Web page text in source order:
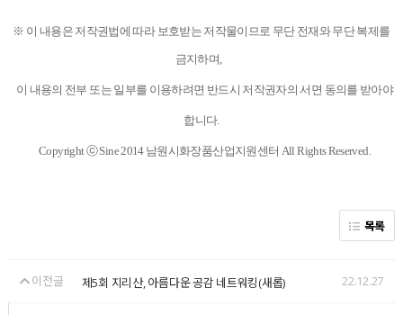
※ 이 내용은 저작권법에 따라 보호받는 저작물이므로 무단 전재와 무단 복제를
금지하며,
이 내용의 전부 또는 일부를 이용하려면 반드시 저작권자의 서면 동의를 받아야
합니다.
Copyrightⓒ Sine 2014 남원시화장품산업지원센터 All Rights Reserved.
목록
이전글 제5회 지리산, 아름다운 공감 네트워킹(새롭) 22.12.27